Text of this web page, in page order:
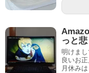
っと
明けま
良いお
月休み